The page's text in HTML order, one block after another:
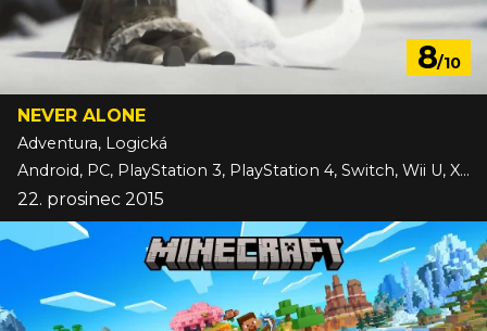
8/10
NEVER ALONE
Adventura, Logická
Android, PC, PlayStation 3, PlayStation 4, Switch, Wii U, Xbox One, iOS
22. prosinec 2015